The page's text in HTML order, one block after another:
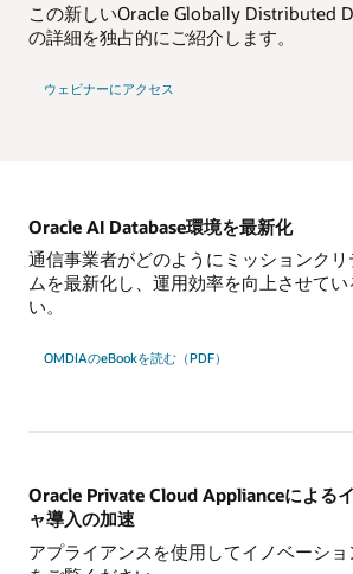
この新しいOracle Globally Distributed
の詳細を独占的にご紹介します。
ウェビナーにアクセス
Oracle AI Database環境を最新化
通信事業者がどのようにミッションク
ムを最新化し、運用効率を向上させて
い。
OMDIAのeBookを読む（PDF）
Oracle Private Cloud Applianceによる
ャ導入の加速
アプライアンスを使用してイノベーシ